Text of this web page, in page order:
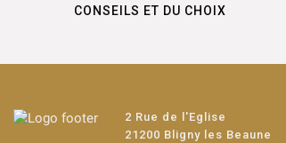
CONSEILS ET DU CHOIX
2 Rue de l'Eglise
21200 Bligny les Beaune